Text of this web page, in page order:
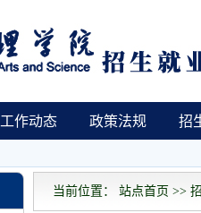
工作动态 政策法规 招
当前位置： 站点首页 >>